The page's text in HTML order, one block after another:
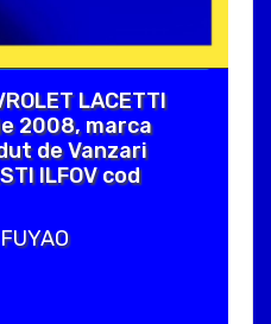
LACETTI
2008, marca
de Vanzari
ILFOV cod